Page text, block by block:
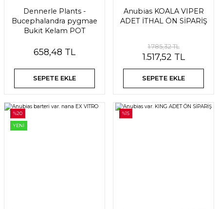
Dennerle Plants -
Bucephalandra pygmae
Bukit Kelam POT
658,48 TL
SEPETE EKLE
Anubias KOALA VIPER
ADET İTHAL ÖN SİPARİŞ
1.785,32 TL
1.517,52 TL
SEPETE EKLE
%20
YENİ
%15